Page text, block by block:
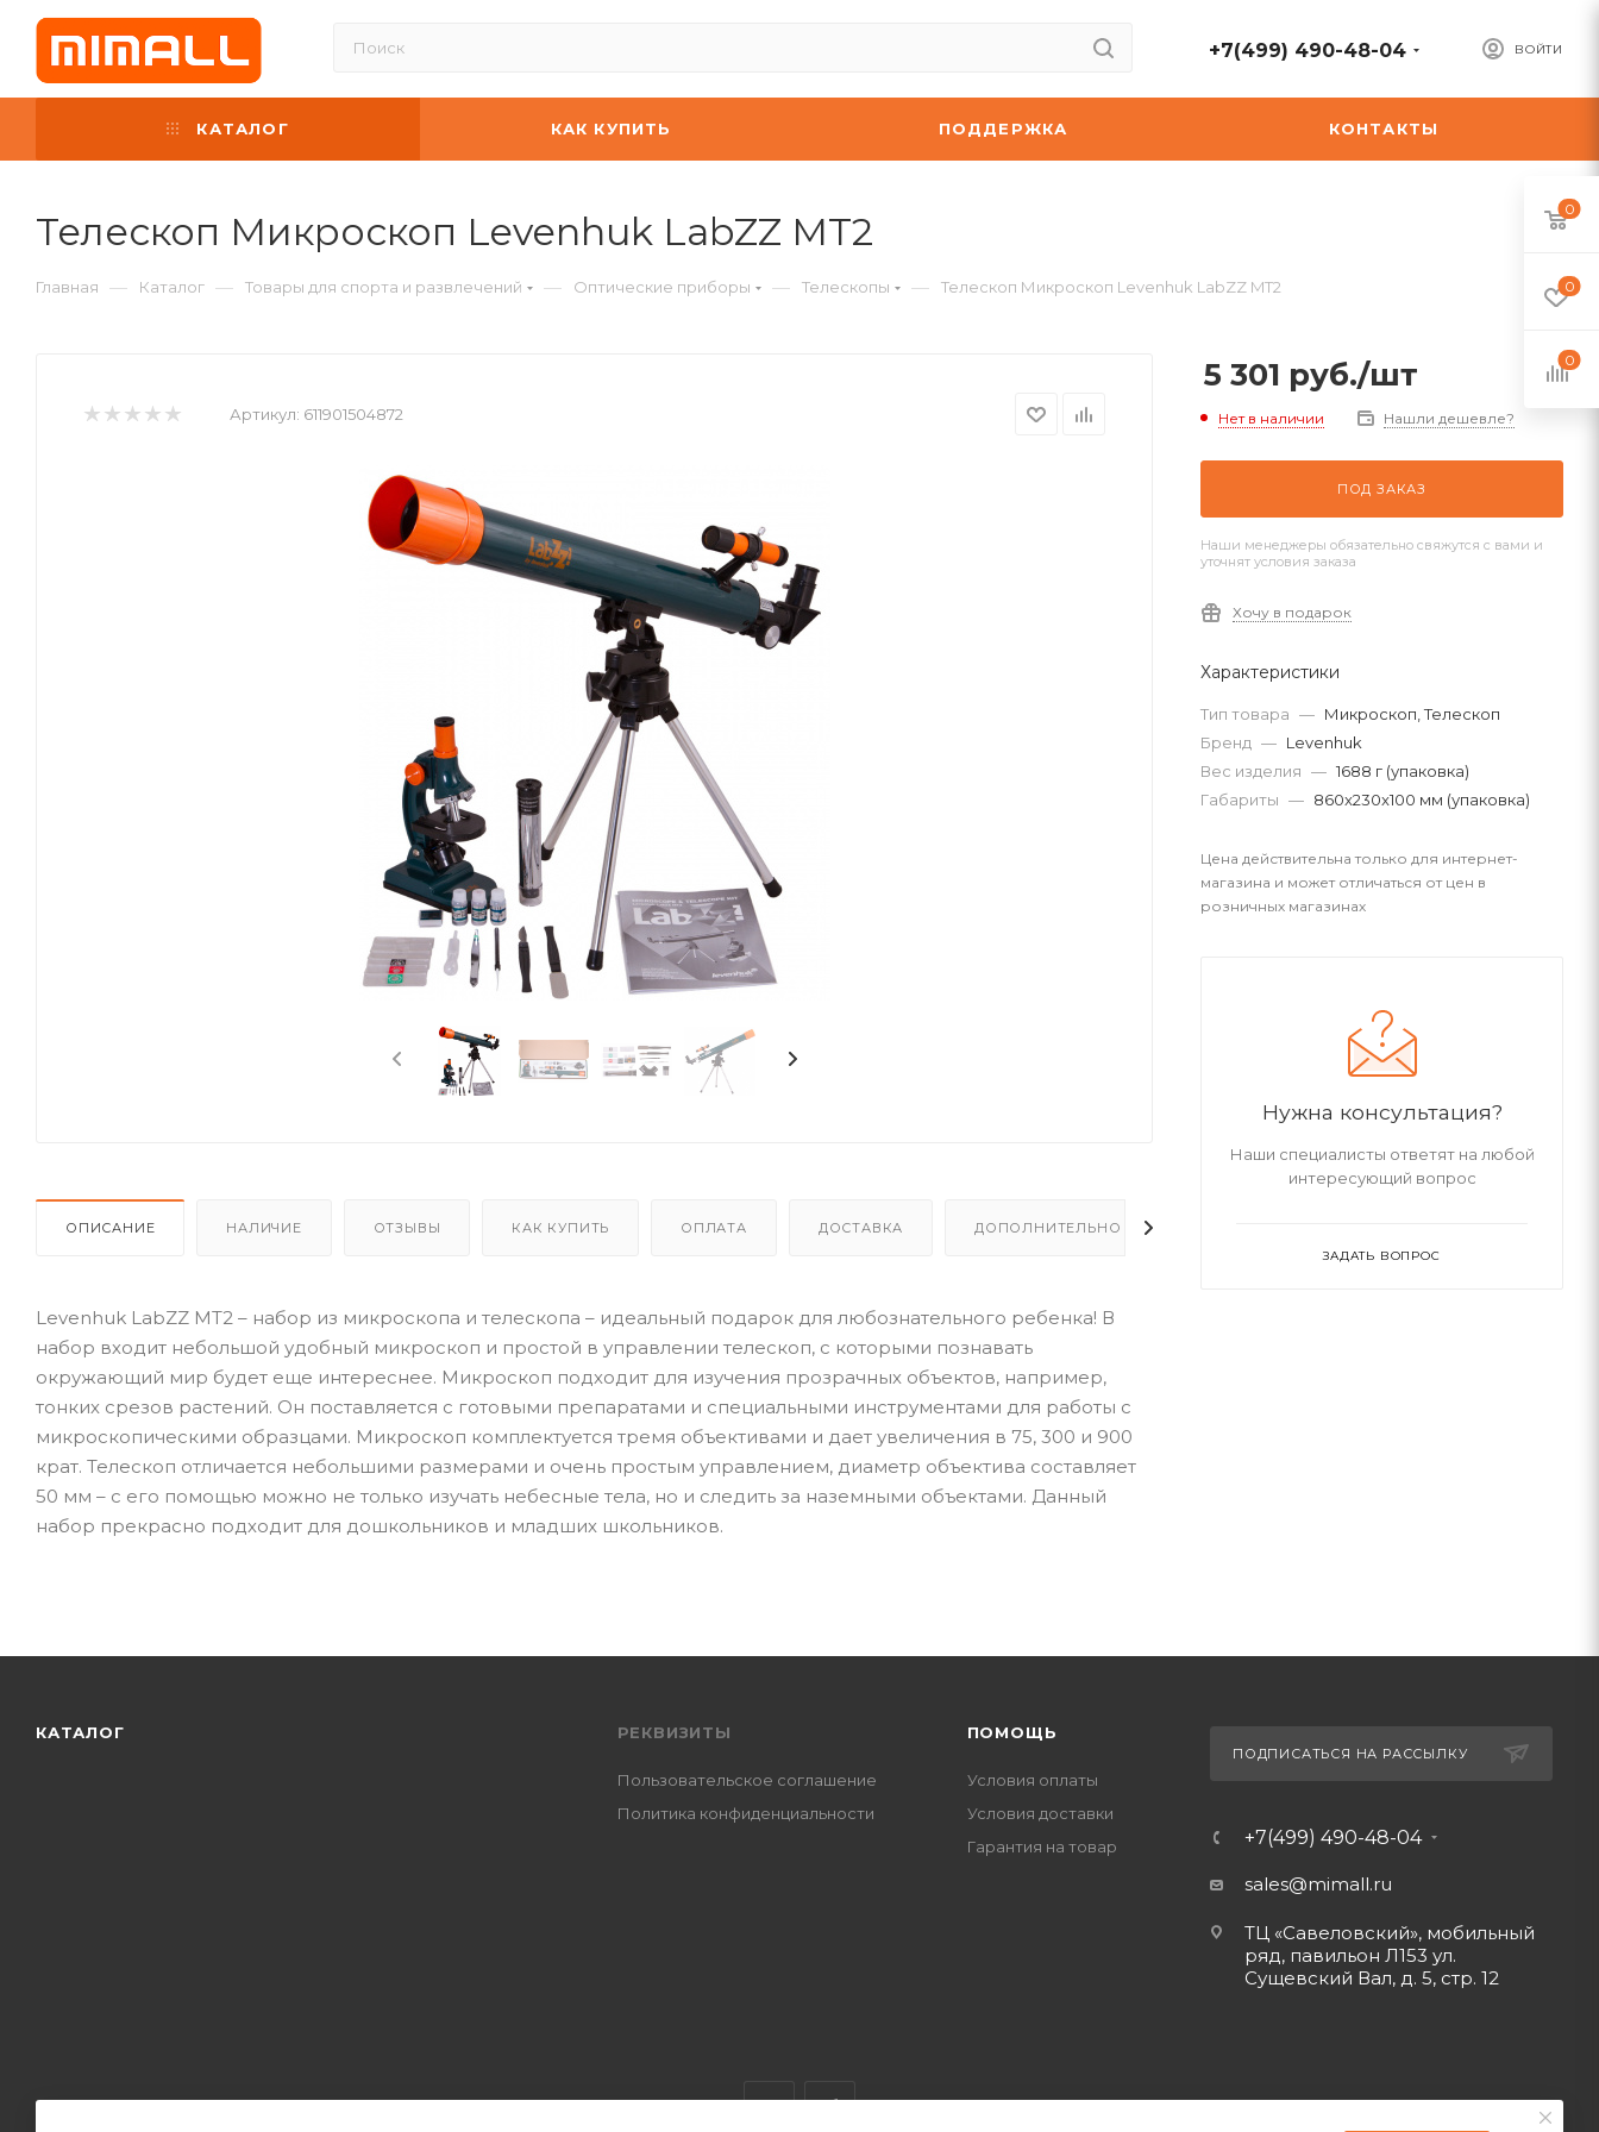
ВОЙТИ
+7(499) 490-48-04
КАТАЛОГ КАК КУПИТЬ ПОДДЕРЖКА КОНТАКТЫ
Телескоп Микроскоп Levenhuk LabZZ MT2
Главная — Каталог — Товары для спорта и развлечений — Оптические приборы — Телескопы — Телескоп Микроскоп Levenhuk LabZZ MT2
Артикул: 611901504872
ОПИСАНИЕ НАЛИЧИЕ ОТЗЫВЫ КАК КУПИТЬ ОПЛАТА ДОСТАВКА ДОПОЛНИТЕЛЬНО
Levenhuk LabZZ MT2 – набор из микроскопа и телескопа – идеальный подарок для любознательного ребенка! В
набор входит небольшой удобный микроскоп и простой в управлении телескоп, с которыми познавать
окружающий мир будет еще интереснее. Микроскоп подходит для изучения прозрачных объектов, например,
тонких срезов растений. Он поставляется с готовыми препаратами и специальными инструментами для работы с
микроскопическими образцами. Микроскоп комплектуется тремя объективами и дает увеличения в 75, 300 и 900
крат. Телескоп отличается небольшими размерами и очень простым управлением, диаметр объектива составляет
50 мм – с его помощью можно не только изучать небесные тела, но и следить за наземными объектами. Данный
набор прекрасно подходит для дошкольников и младших школьников.
5 301 руб./шт
Нет в наличии Нашли дешевле?
ПОД ЗАКАЗ
Наши менеджеры обязательно свяжутся с вами и
уточнят условия заказа
Хочу в подарок
Характеристики
Тип товара — Микроскоп, Телескоп
Бренд — Levenhuk
Вес изделия — 1688 г (упаковка)
Габариты — 860x230x100 мм (упаковка)
Цена действительна только для интернет-
магазина и может отличаться от цен в
розничных магазинах
Нужна консультация?
Наши специалисты ответят на любой
интересующий вопрос
ЗАДАТЬ ВОПРОС
КАТАЛОГ РЕКВИЗИТЫ
Пользовательское соглашение
Политика конфиденциальности
ПОМОЩЬ
Условия оплаты
Условия доставки
Гарантия на товар
ПОДПИСАТЬСЯ НА РАССЫЛКУ
+7(499) 490-48-04
sales@mimall.ru
ТЦ «Савеловский», мобильный
ряд, павильон Л153 ул.
Сущевский Вал, д. 5, стр. 12
0
0
0